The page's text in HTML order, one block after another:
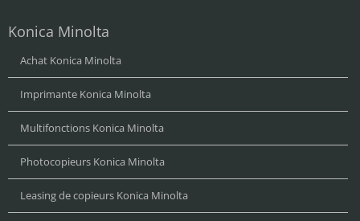
Konica Minolta
Achat Konica Minolta
Imprimante Konica Minolta
Multifonctions Konica Minolta
Photocopieurs Konica Minolta
Leasing de copieurs Konica Minolta